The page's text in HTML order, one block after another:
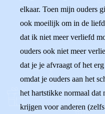
elkaar. Toen mijn ouders
ook moeilijk om in de
dat ik niet meer verliefd
ouders ook niet meer
dat je je afvraagt of het
omdat je ouders aan het
het hartstikke normaal dat
krijgen voor anderen